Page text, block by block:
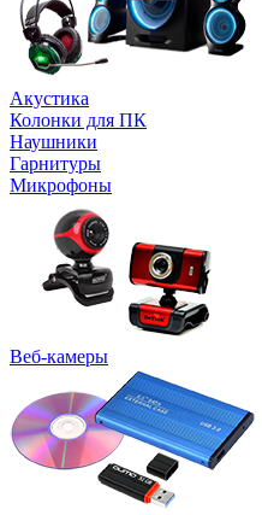
Акустика
Колонки для ПК
Наушники
Гарнитуры
Микрофоны
Веб-камеры